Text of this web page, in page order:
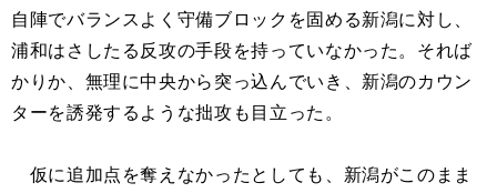
自陣でバランスよく守備ブロックを固める新潟に対し、
浦和はさしたる反攻の手段を持っていなかった。それば
かりか、無理に中央から突っ込んでいき、新潟のカウン
ターを誘発するような拙攻も目立った。
仮に追加点を奪えなかったとしても、新潟がこのまま